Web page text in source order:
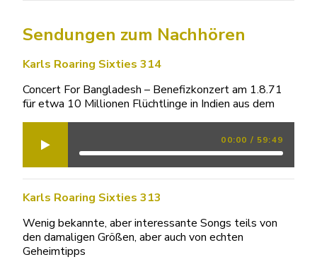
Sendungen zum Nachhören
Karls Roaring Sixties 314
Concert For Bangladesh – Benefizkonzert am 1.8.71
für etwa 10 Millionen Flüchtlinge in Indien aus dem
00:00 / 59:49
Karls Roaring Sixties 313
Wenig bekannte, aber interessante Songs teils von
den damaligen Größen, aber auch von echten
Geheimtipps